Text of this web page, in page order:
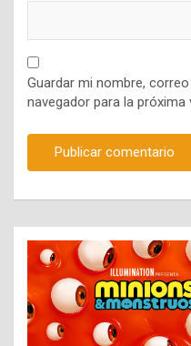
Guardar mi nombre,
navegador para la